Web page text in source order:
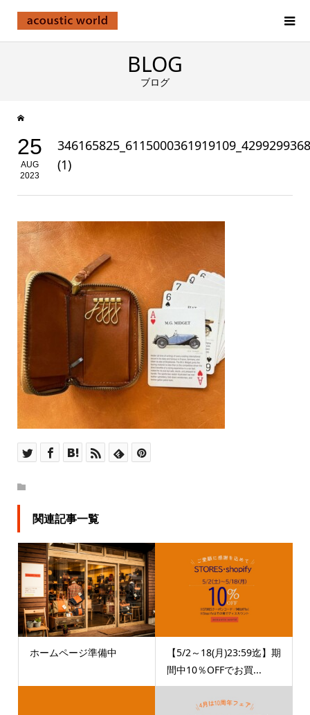
BLOG
ブログ
25
AUG
2023
(1)
関連記事一覧
ホームページ準備中
【5/2～18(月)23:59迄】期
間中10％OFFでお買...